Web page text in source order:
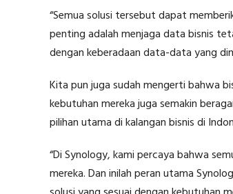
“Semua solusi tersebut dapat
penting adalah menjaga data bisnis
dengan keberadaan data-data yang
Kita pun juga sudah mengerti bahwa
kebutuhan mereka juga semakin
pilihan utama di kalangan bisnis di
“Di Synology, kami percaya bahwa
mereka. Dan inilah peran utama